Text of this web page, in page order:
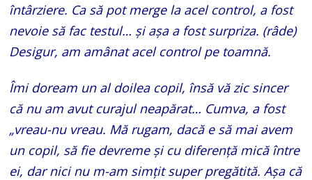
întârziere. Ca să pot merge la acel control, a fost
nevoie să fac testul… și așa a fost surpriza. (râde)
Desigur, am amânat acel control pe toamnă.
Îmi doream un al doilea copil, însă vă zic sincer
că nu am avut curajul neapărat… Cumva, a fost
„vreau-nu vreau. Mă rugam, dacă e să mai avem
un copil, să fie devreme și cu diferență mică între
ei, dar nici nu m-am simțit super pregătită. Așa că